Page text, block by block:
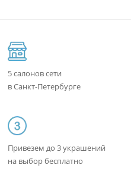
5 салонов сети
в Санкт-Петербурге
Привезем до 3 украшений
на выбор бесплатно